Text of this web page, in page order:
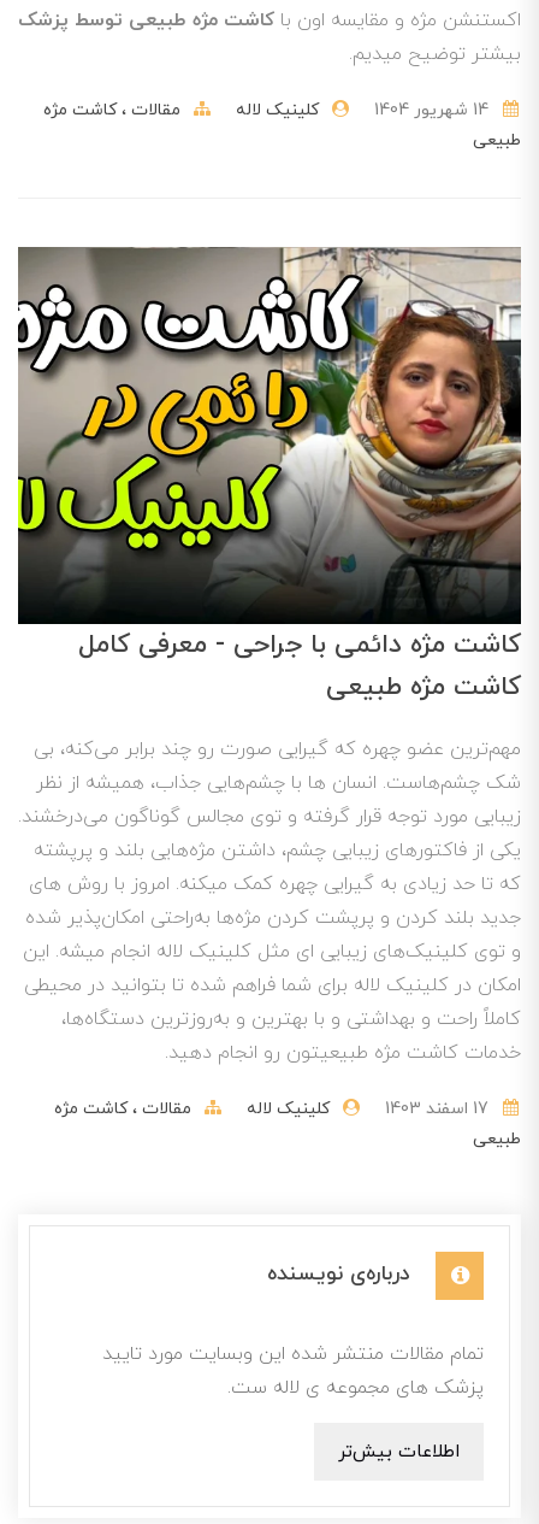
اکستنشن مژه و مقایسه اون با کاشت مژه طبیعی توسط پزشک
بیشتر توضیح میدیم.
کلینیک لاله مقالات
کاشت مژه
طبیعی
کاشت مژه دائمی با جراحی - معرفی کامل
کاشت مژه طبیعی
مهم‌ترین عضو چهره که گیرایی صورت رو چند برابر می‌کنه، بی
شک چشم‌هاست. انسان ها با چشم‌هایی جذاب، همیشه از نظر
زیبایی مورد توجه قرار گرفته و توی مجالس گوناگون می‌درخشند.
یکی از فاکتورهای زیبایی چشم، داشتن مژه‌هایی بلند و پرپشته
که تا حد زیادی به گیرایی چهره کمک میکنه. امروز با روش های
جدید بلند کردن و پرپشت کردن مژه‌ها به‌راحتی امکان‌پذیر شده
و توی کلینیک‌های زیبایی ای مثل کلینیک لاله انجام میشه. این
امکان در کلینیک لاله برای شما فراهم شده تا بتوانید در محیطی
کاملاً راحت و بهداشتی و با بهترین و به‌روزترین دستگاه‌ها،
خدمات کاشت مژه طبیعیتون رو انجام دهید.
کلینیک لاله مقالات
کاشت مژه
طبیعی
درباره‌ی نویسنده
تمام مقالات منتشر شده این وبسایت مورد تایید
پزشک های مجموعه ی لاله ست.
اطلاعات بیش‌تر